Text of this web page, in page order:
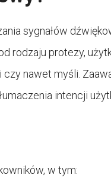
sygnałów
rodzaju protezy,
nawet myśli.
intencji
w tym: